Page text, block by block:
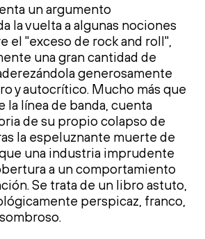
un argumento
la vuelta a algunas nociones
el "exceso de rock and roll",
una gran cantidad de
generosamente
y autocrítico. Mucho más que
la línea de banda, cuenta
de su propio colapso de
la espeluznante muerte de
una industria imprudente
a un comportamiento
Se trata de un libro astuto,
perspicaz, franco,